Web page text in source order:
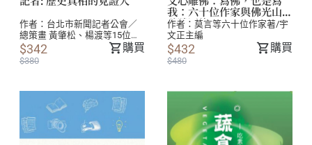
作者： 台北市新聞記者公會／
總策畫 黃肇松、楊渡等15位／
撰文
$342
$380
購買
我：六十位作家與佛光山的
殊勝因緣
作者： 莫言等六十位作家著/宇
文正主編
$432
$480
購買